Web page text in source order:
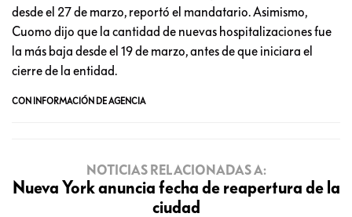
desde el 27 de marzo, reportó el mandatario. Asimismo,
Cuomo dijo que la cantidad de nuevas hospitalizaciones fue
la más baja desde el 19 de marzo, antes de que iniciara el
cierre de la entidad.
CON INFORMACIÓN DE AGENCIA
NOTICIAS RELACIONADAS A:
Nueva York anuncia fecha de reapertura de la
ciudad